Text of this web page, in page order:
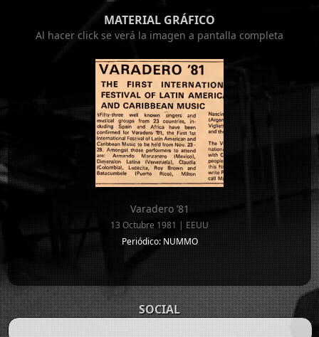
MATERIAL GRÁFICO
Al hacer click se verá la imagen a pantalla completa
Varadero ’81
13 Octubre 1981 | EEUU
Periódico: NUMMO
SOCIAL